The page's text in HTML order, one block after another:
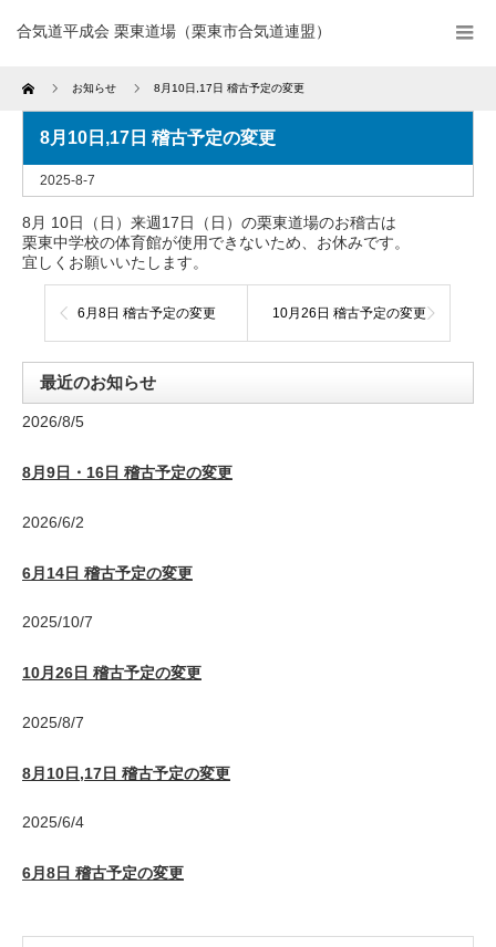
合気道平成会 栗東道場（栗東市合気道連盟）
Home お知らせ 8月10日,17日 稽古予定の変更
8月10日,17日 稽古予定の変更
2025-8-7
8月 10日（日）来週17日（日）の栗東道場のお稽古は
栗東中学校の体育館が使用できないため、お休みです。
宜しくお願いいたします。
6月8日 稽古予定の変更 10月26日 稽古予定の変更
最近のお知らせ
2026/8/5
8月9日・16日 稽古予定の変更
2026/6/2
6月14日 稽古予定の変更
2025/10/7
10月26日 稽古予定の変更
2025/8/7
8月10日,17日 稽古予定の変更
2025/6/4
6月8日 稽古予定の変更